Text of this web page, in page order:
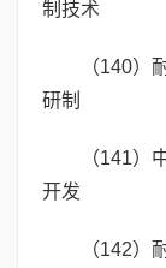
制技术
（140）
研制
（141）
开发
（142）